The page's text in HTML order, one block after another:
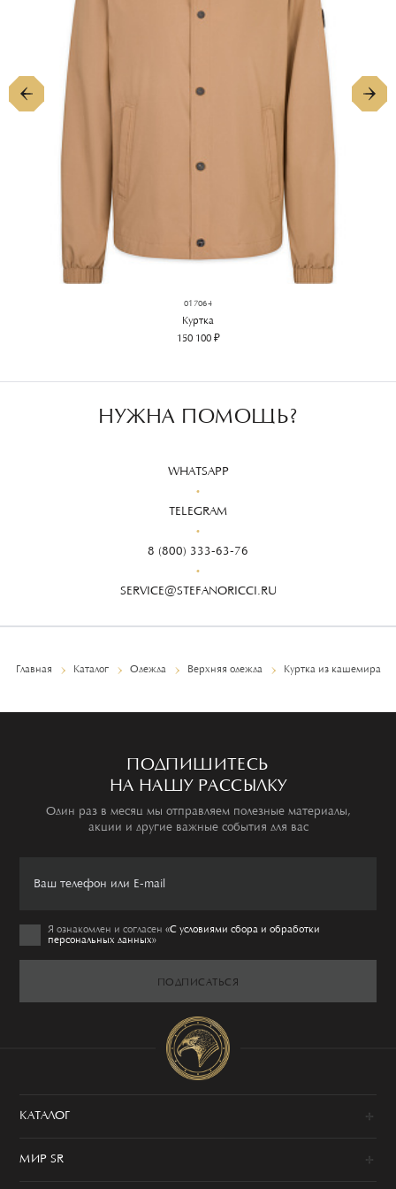
017064
Куртка
150 100 ₽
НУЖНА ПОМОЩЬ?
WHATSAPP
TELEGRAM
8 (800) 333-63-76
SERVICE@STEFANORICCI.RU
Главная Каталог Одежда Верхняя одежда Куртка из кашемира
ПОДПИШИТЕСЬ
НА НАШУ РАССЫЛКУ
Один раз в месяц мы отправляем полезные материалы,
акции и другие важные события для вас
Я ознакомлен и согласен«C условиями сбора и обработки
персональных данных»
ПОДПИСАТЬСЯ
КАТАЛОГ
МИР SR